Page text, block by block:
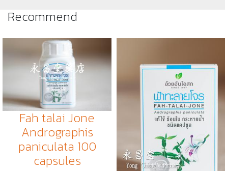
Recommend
Fah talai Jone
Andrographis
paniculata 100
capsules